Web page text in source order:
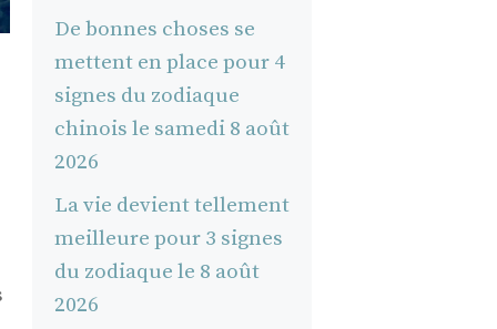
De bonnes choses se
mettent en place pour 4
signes du zodiaque
chinois le samedi 8 août
2026
La vie devient tellement
meilleure pour 3 signes
du zodiaque le 8 août
2026